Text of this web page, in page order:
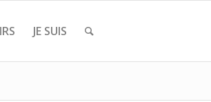
JE SUIS